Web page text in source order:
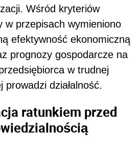
Wśród kryteriów
w przepisach wymieniono
efektywność ekonomiczną
prognozy gospodarcze na
w trudnej
prowadzi działalność.
ratunkiem przed